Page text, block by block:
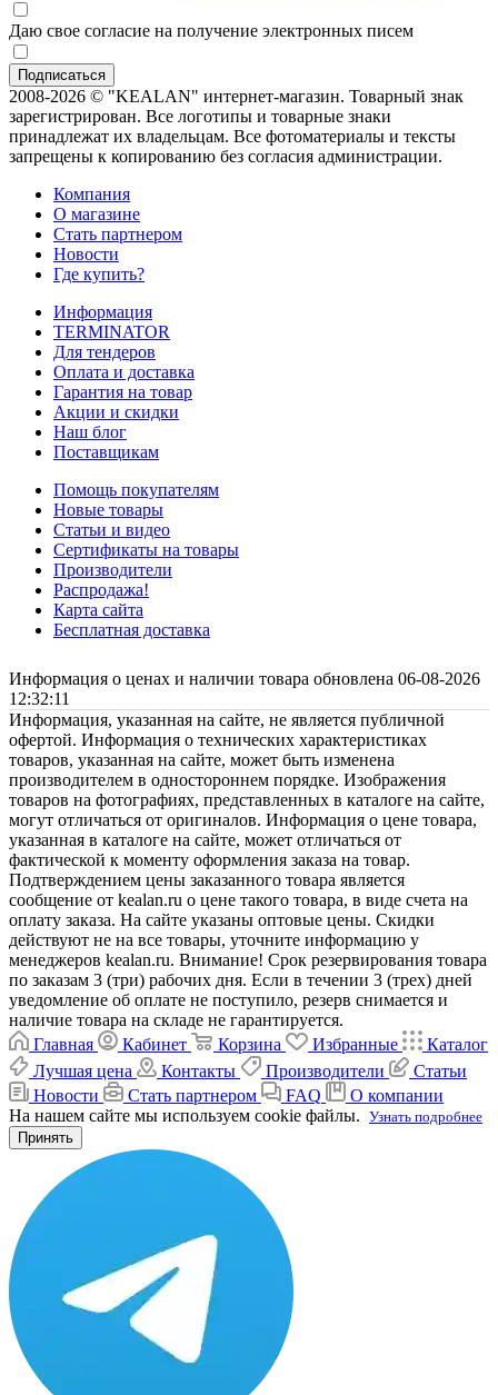
Даю свое согласие на получение электронных писем
2008-2026 © "KEALAN" интернет-магазин. Товарный знак
зарегистрирован. Все логотипы и товарные знаки
принадлежат их владельцам. Все фотоматериалы и тексты
запрещены к копированию без согласия администрации.
Компания
О магазине
Стать партнером
Новости
Где купить?
Информация
TERMINATOR
Для тендеров
Оплата и доставка
Гарантия на товар
Акции и скидки
Наш блог
Поставщикам
Помощь покупателям
Новые товары
Статьи и видео
Сертификаты на товары
Производители
Распродажа!
Карта сайта
Бесплатная доставка
Информация о ценах и наличии товара обновлена 06-08-2026
12:32:11
Информация, указанная на сайте, не является публичной
офертой. Информация о технических характеристиках
товаров, указанная на сайте, может быть изменена
производителем в одностороннем порядке. Изображения
товаров на фотографиях, представленных в каталоге на сайте,
могут отличаться от оригиналов. Информация о цене товара,
указанная в каталоге на сайте, может отличаться от
фактической к моменту оформления заказа на товар.
Подтверждением цены заказанного товара является
сообщение от kealan.ru о цене такого товара, в виде счета на
оплату заказа. На сайте указаны оптовые цены. Скидки
действуют не на все товары, уточните информацию у
менеджеров kealan.ru. Внимание! Срок резервирования товара
по заказам 3 (три) рабочих дня. Если в течении 3 (трех) дней
уведомление об оплате не поступило, резерв снимается и
наличие товара на складе не гарантируется.
Главная
Кабинет Корзина Избранные
Каталог
Лучшая цена
Контакты Производители
Статьи
Новости
Стать партнером FAQ
О компании
На нашем сайте мы используем cookie файлы. Узнать подробнее
Принять